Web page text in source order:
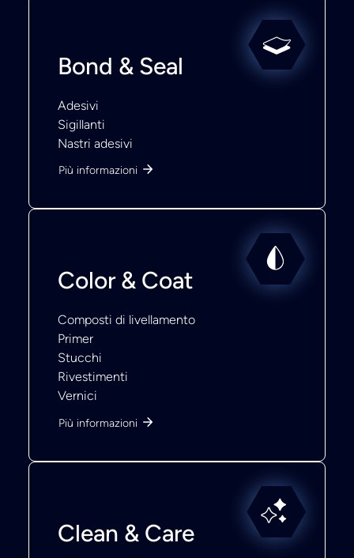
Bond & Seal
Adesivi
Sigillanti
Nastri adesivi
Più informazioni
Color & Coat
Composti di livellamento
Primer
Stucchi
Rivestimenti
Vernici
Più informazioni
Clean & Care